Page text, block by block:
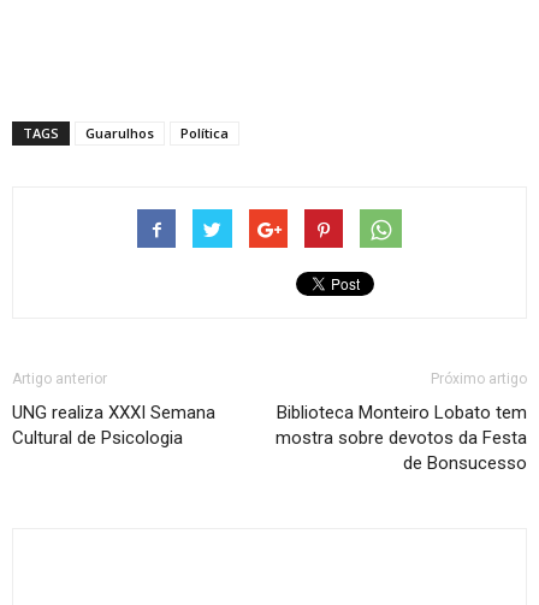
TAGS Guarulhos Política
Artigo anterior
UNG realiza XXXI Semana
Cultural de Psicologia
Próximo artigo
Biblioteca Monteiro Lobato tem
mostra sobre devotos da Festa
de Bonsucesso